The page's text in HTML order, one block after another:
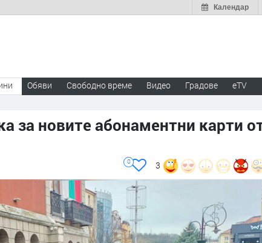
Календар
Обяви Свободно време Видео Градове eTV
за новите абонаментни карти
3
0